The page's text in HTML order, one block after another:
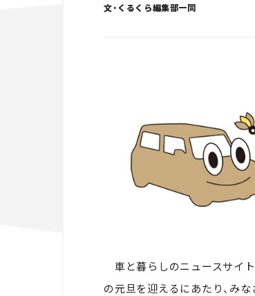
文・くるくら編集部一同
車と暮らしのニュースサイト
の元旦を迎えるにあたり、み